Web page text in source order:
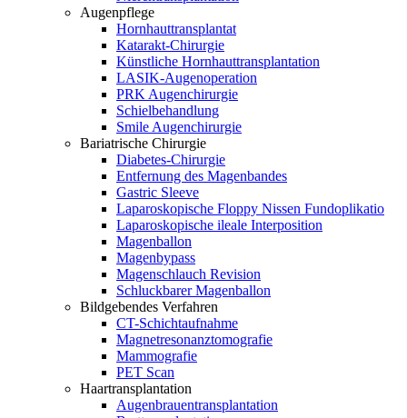
Augenpflege
Hornhauttransplantat
Katarakt-Chirurgie
Künstliche Hornhauttransplantation
LASIK-Augenoperation
PRK Augenchirurgie
Schielbehandlung
Smile Augenchirurgie
Bariatrische Chirurgie
Diabetes-Chirurgie
Entfernung des Magenbandes
Gastric Sleeve
Laparoskopische Floppy Nissen Fundoplikatio
Laparoskopische ileale Interposition
Magenballon
Magenbypass
Magenschlauch Revision
Schluckbarer Magenballon
Bildgebendes Verfahren
CT-Schichtaufnahme
Magnetresonanztomografie
Mammografie
PET Scan
Haartransplantation
Augenbrauentransplantation